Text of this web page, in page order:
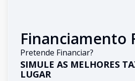
Financiamento
Pretende Financiar?
SIMULE AS MELHORES
LUGAR